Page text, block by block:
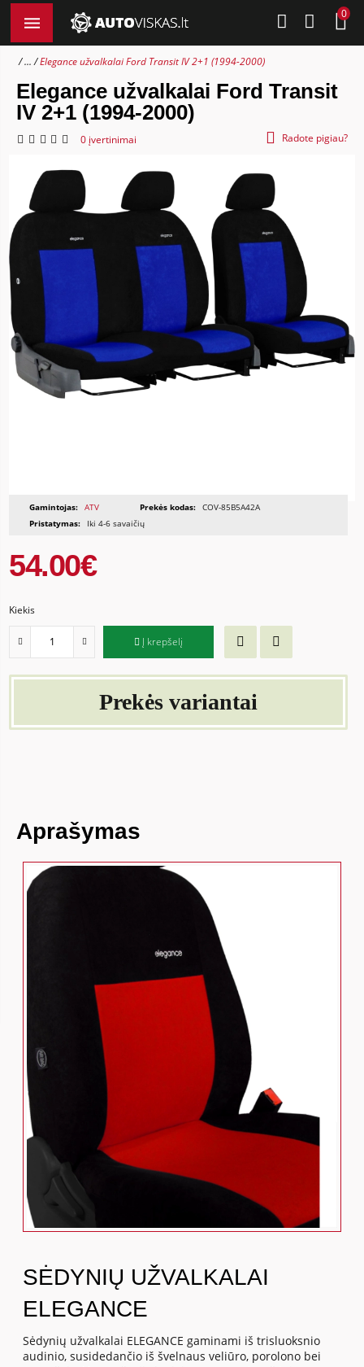
0
... Elegance užvalkalai Ford Transit IV 2+1 (1994-2000)
Elegance užvalkalai Ford Transit
IV 2+1 (1994-2000)
0 įvertinimai Radote pigiau?
Gamintojas: ATV Prekės kodas: COV-85B5A42A
Pristatymas:
Iki 4-6 savaičių
54.00€
Kiekis
Į krepšelį
Prekės variantai
Aprašymas
SĖDYNIŲ UŽVALKALAI
ELEGANCE
Sėdynių užvalkalai ELEGANCE gaminami iš trisluoksnio
audinio, susidedančio iš švelnaus veliūro, porolono bei